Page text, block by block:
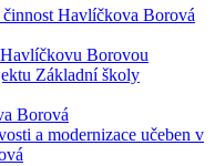
Havlíčkova Borová
Borovou
Základní školy
Borová
a modernizace učeben v